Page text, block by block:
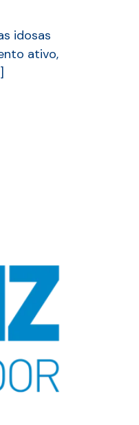
idosas
ativo,